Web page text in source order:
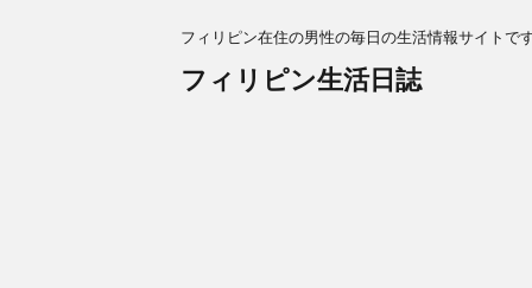
フィリピン在住の男性の毎日の生活情報サイトで
フィリピン生活日誌